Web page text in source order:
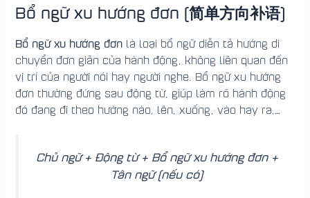
Bổ ngữ xu hướng đơn (简单方向补语)
Bổ ngữ xu hướng đơn là loại bổ ngữ diễn tả hướng di
chuyển đơn giản của hành động, không liên quan đến
vị trí của người nói hay người nghe. Bổ ngữ xu hướng
đơn thường đứng sau động từ, giúp làm rõ hành động
đó đang đi theo hướng nào, lên, xuống, vào hay ra,…
Chủ ngữ + Động từ + Bổ ngữ xu hướng đơn +
Tân ngữ (nếu có)